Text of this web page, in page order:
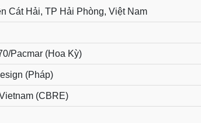
Cát Hải, TP Hải Phòng, Việt Nam
Pacmar (Hoa Kỳ)
(Pháp)
(CBRE)